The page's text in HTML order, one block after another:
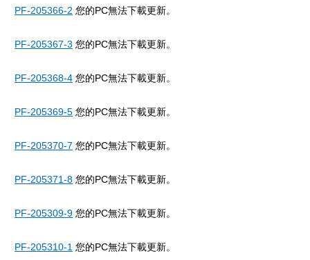
PF-205366-2 您的PC無法下載更新。
PF-205367-3 您的PC無法下載更新。
PF-205368-4 您的PC無法下載更新。
PF-205369-5 您的PC無法下載更新。
PF-205370-7 您的PC無法下載更新。
PF-205371-8 您的PC無法下載更新。
PF-205309-9 您的PC無法下載更新。
PF-205310-1 您的PC無法下載更新。